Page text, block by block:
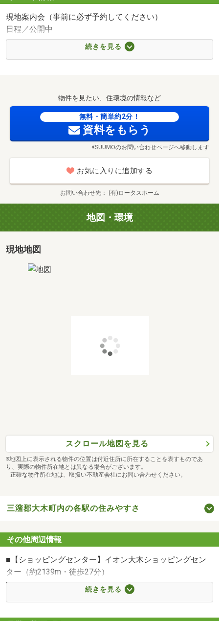
現地案内会（事前に必ず予約してください）
日程／公開中
◆未完成物件は近隣の同仕様物件ご案内可能です。
◆ご連絡いただければ平日や時間外のご案内も可能です。
いただけますと合わせてご案内させていただきます。
その他ご希望の方には「他物件のご提案・ご案内」「資金
計画や月々のお支払い例の提示」等もさせていただきま
す。
◆ＦＰ３級、住宅ローンアドバイザーがご返済等のアドバ
の事なんでもお答えします！火災保険やオプション工事等
についてのご説明も致します。ぜひお気軽にご相談くださ
◆資材の高騰、金利の上昇、物件の買いどき、ローン減
◆一般建設業の許可をいただいている弊社ならでは！
ご希望がございましたら物件ご購入後のサポートもさせて
いただきます♪
「見学ご希望のお日にち・お時間」「こういう情報が欲し
い」「このエリアで物件を探している」「この時間に連絡
をお願いしたい」「メールで対応してほしい」等ご自由に
続きを見る
物件を見たい、住環境の情報など
無料・簡単約2分！
資料をもらう
※SUUMOのお問い合わせページへ移動します
お気に入りに追加する
お問い合わせ先 (有)ロータスホーム
地図・環境
現地地図
スクロール地図を見る
※地図上に表示される物件の位置は付近住所に所在することを表すものであ
り、実際の物件所在地とは異なる場合がございます。
正確な物件所在地は、取扱い不動産会社にお問い合わせください。
三潴郡大木町内の各駅の住みやすさ
その他周辺情報
■【ショッピングセンター】イオン大木ショッピングセン
ター（約2139m・徒歩27分）
■【コンビニ】セブンイレブン大木町役場前店（約452m・
続きを見る